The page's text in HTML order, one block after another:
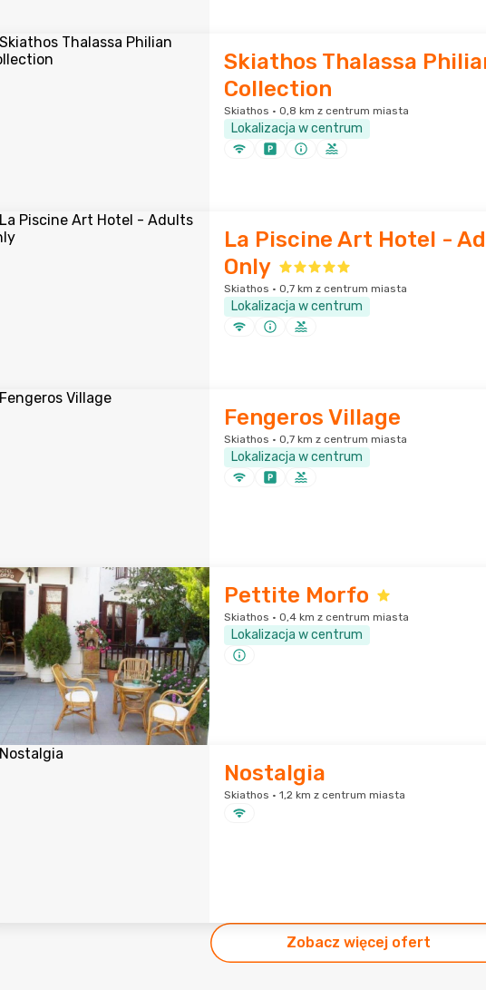
Skiathos Thalassa
Collection
Skiathos · 0,8 km z centrum miasta
Lokalizacja w centrum
La Piscine Art Hotel -
Only
Skiathos · 0,7 km z centrum miasta
Lokalizacja w centrum
Fengeros Village
Skiathos · 0,7 km z centrum miasta
Lokalizacja w centrum
Pettite Morfo
Skiathos · 0,4 km z centrum miasta
Lokalizacja w centrum
Nostalgia
Skiathos · 1,2 km z centrum miasta
Zobacz więcej ofert